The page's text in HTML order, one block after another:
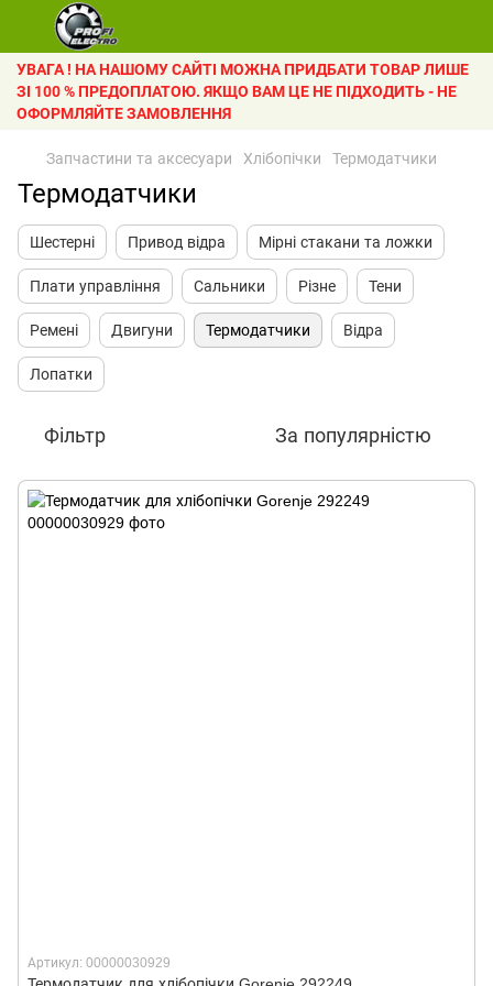
УВАГА ! НА НАШОМУ САЙТІ МОЖНА ПРИДБАТИ ТОВАР ЛИШЕ
ЗІ 100 % ПРЕДОПЛАТОЮ. ЯКЩО ВАМ ЦЕ НЕ ПІДХОДИТЬ - НЕ
ОФОРМЛЯЙТЕ ЗАМОВЛЕННЯ
Запчастини та аксесуари Хлібопічки Термодатчики
Термодатчики
Шестерні Привод відра Мірні стакани та ложки
Плати управління Сальники Різне Тени
Ремені Двигуни Термодатчики Відра
Лопатки
Фільтр За популярністю
Артикул: 00000030929